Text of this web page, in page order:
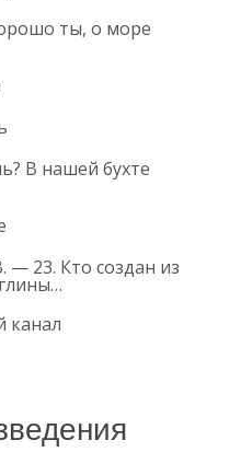
ты, о море
В нашей бухте
23. Кто создан из
канал